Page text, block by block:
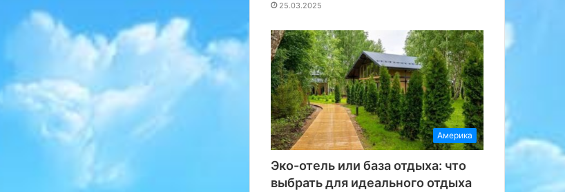
25.03.2025
Америка
Эко-отель или база отдыха: что
выбрать для идеального отдыха